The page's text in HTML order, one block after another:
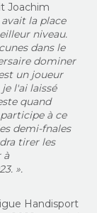
Joachim
la place
niveau.
dans le
dominer
un joueur
l'ai laissé
quand
à ce
demi-fnales
tirer les
à
».
Handisport